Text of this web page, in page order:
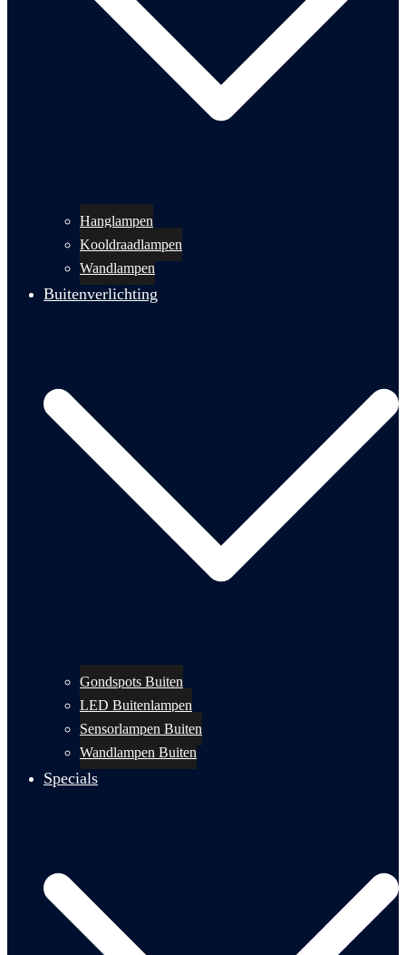
Hanglampen
Kooldraadlampen
Wandlampen
Buitenverlichting
Gondspots Buiten
LED Buitenlampen
Sensorlampen Buiten
Wandlampen Buiten
Specials